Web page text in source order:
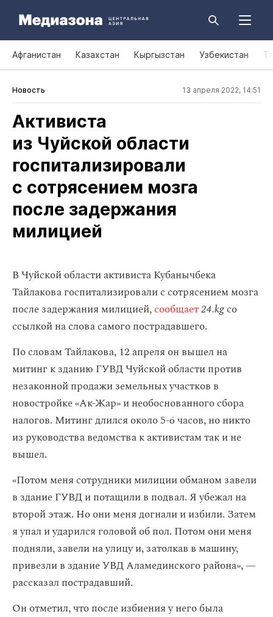
Афганистан Казахстан Кыргызстан Узбекистан
Новость 13 апреля 2022, 14:51
Активиста
из Чуйской области
госпитализировали
с сотрясением мозга
после задержания
милицией
В Чуйской области активиста Кубанычбека
Тайлакова госпитализировали с сотрясением мозга
после задержания милицией,сообщает24.kgсо
ссылкой на слова самого пострадавшего.
По словам Тайлакова, 12 апреля он вышел на
митинг к зданию ГУВД Чуйской области против
незаконной продажи земельных участков в
новостройке «Ак-Жар» и необоснованного сбора
налогов. Митинг длился около 5-6 часов, но никто
из руководства ведомства к активистам так и не
вышел.
«Потом меня сотрудники милиции обманом завели
в здание ГУВД и потащили в подвал. Я убежал на
второй этаж. Но они меня догнали и избили. Затем
я упал и ударился головой об пол. Потом они меня
подняли, завели на улицу и, затолкав в машину,
привезли в здание УВД Аламединского района», —
рассказал пострадавший.
Он отметил, что после избиения у него была